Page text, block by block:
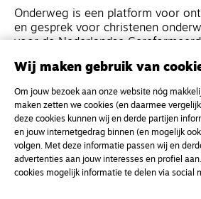
Onderweg is een platform voor
en gesprek voor christenen
voor de Nederlandse
Kvk-nummer 33277063
NL46 INGB 0117 5827 86
info@onderwegonline.nl
Wij maken gebruik van
Om jouw bezoek aan onze website nóg
maken zetten we cookies (en daarmee
deze cookies kunnen wij en derde partijen
en jouw internetgedrag binnen (en mogelijk
volgen. Met deze informatie passen wij en
advertenties aan jouw interesses en profiel
cookies mogelijk informatie te delen via social